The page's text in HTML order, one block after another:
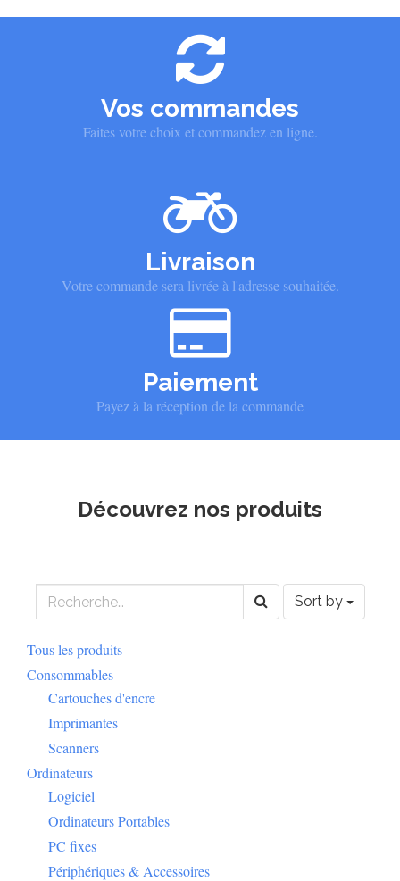
Vos commandes
Faites votre choix et commandez en ligne.
Livraison
Votre commande sera livrée à l'adresse souhaitée.
Paiement
Payez à la réception de la commande
Découvrez nos produits
Sort by
Tous les produits
Consommables
Cartouches d'encre
Imprimantes
Scanners
Ordinateurs
Logiciel
Ordinateurs Portables
PC fixes
Périphériques & Accessoires